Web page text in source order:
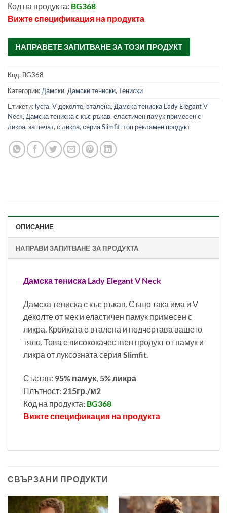
Код на продукта: BG368
Вижте спецификация на продукта
НАПРАВЕТЕ ЗАПИТВАНЕ ЗА ТОЗИ ПРОДУКТ
Код: BG368
Категории:Дамски,Дамски тениски,Тениски
Етикети: lycra,V деколте, вталена,Дамска тениска Lady Elegant V
Neck,Дамска тениска с къс ръкав,еластичен памук примесен с
ликра,за печат,с ликра,серия Slimfit,топ рекламен продукт
ОПИСАНИЕ
НАПРАВИ ЗАПИТВАНЕ ЗА ПРОДУКТА
Дамска тениска Lady Elegant V Neck
Дамска тениска с къс ръкав. Също така има и V
деколте от мек и еластичен памук примесен с
ликра. Кройката е вталена и подчертава вашето
тяло. Това е висококачествен продукт от памук и
ликра от луксозната серия Slimfit.
Състав: 95% памук, 5% ликра
Плътност: 215гр./м2
Код на продукта: BG368
Вижте спецификация на продукта
СВЪРЗАНИ ПРОДУКТИ